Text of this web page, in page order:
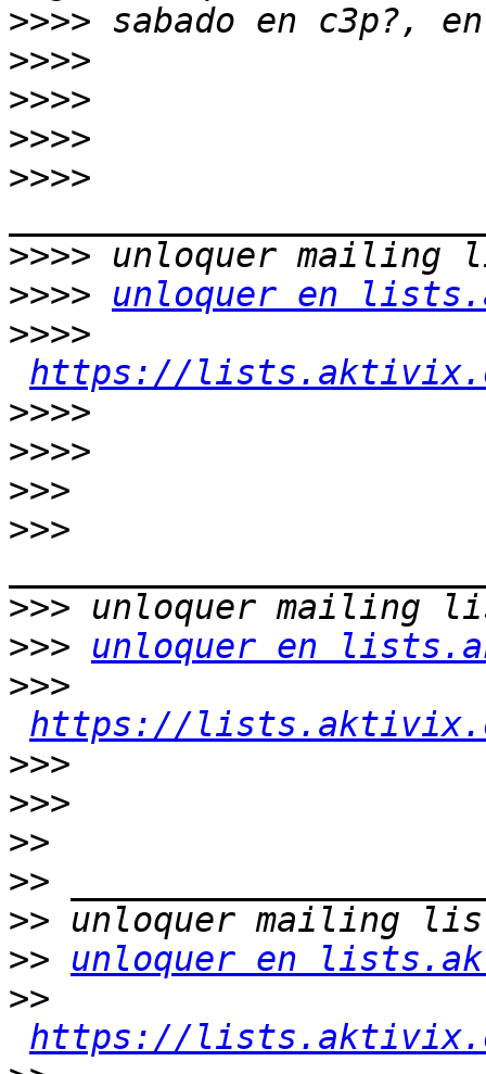
>>>>
>>>>
>>>>
>>>>
>>>>
>>>>
>>>>
unloquer en
>>>>
https://
>>>>
>>>>
>>>
>>>
>>>
>>>
unloquer en
>>>
https://
>>>
>>>
>>
>>
>>
>>
unloquer en
>>
https://